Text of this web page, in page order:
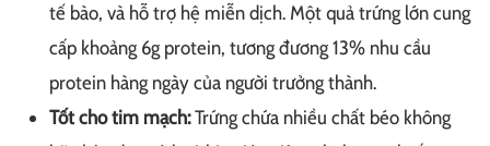
tế bào, và hỗ trợ hệ miễn dịch. Một quả trứng lớn cung
cấp khoảng 6g protein, tương đương 13% nhu cầu
protein hàng ngày của người trưởng thành.
Tốt cho tim mạch:Trứng chứa nhiều chất béo không